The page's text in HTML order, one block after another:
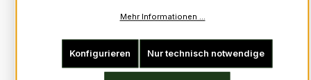
Der Blair Digital Chanter stellt einen weiteren Meilenstein im
Bereich der elektronischen Pipes dar. Mit seinem schlanken
und modernen Design bietet er ein äußerst realistisches
Bagpipe-Spielerlebnis mit beeindruckend authentischen
Mehr Informationen ...
Nur technisch notwendige
Konfigurieren